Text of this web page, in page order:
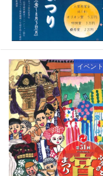
イベント